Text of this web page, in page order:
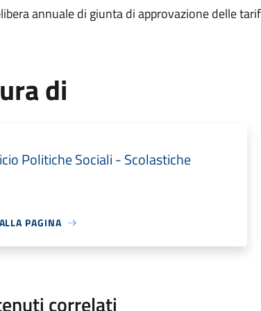
annuale di giunta di approvazione delle
di
Politiche Sociali - Scolastiche
PAGINA
correlati